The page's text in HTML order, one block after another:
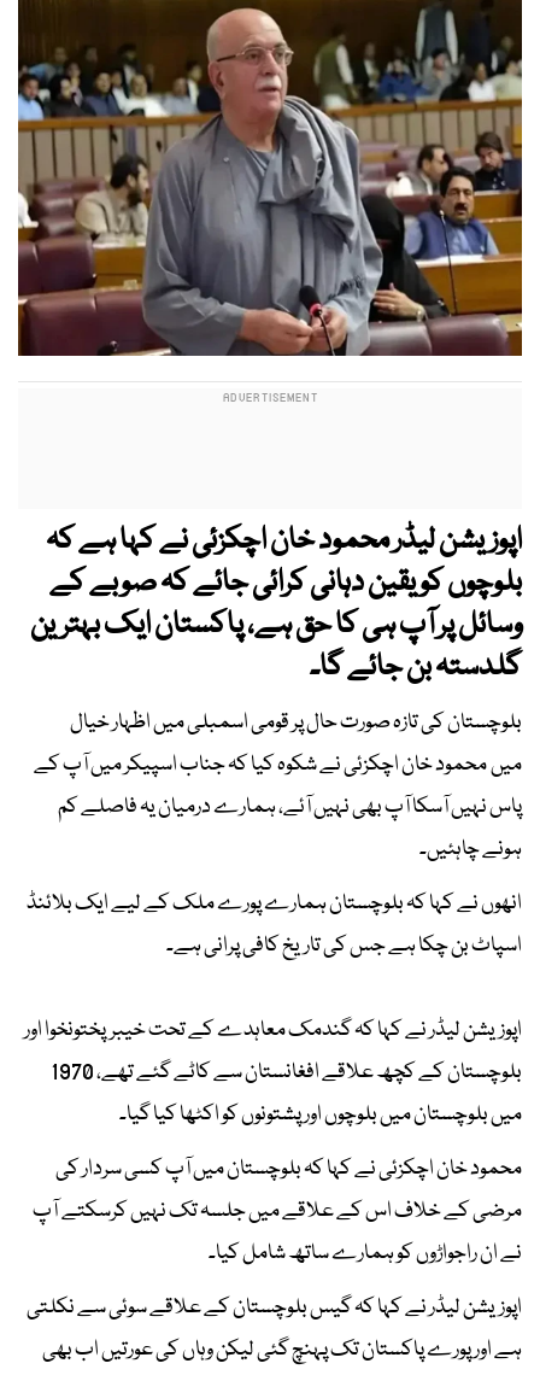
اپوزیشن لیڈر محمود خان اچکزئی نے کہا ہے کہ
بلوچوں کو یقین دہانی کرائی جائے کہ صوبے کے
وسائل پر آپ ہی کا حق ہے، پاکستان ایک بہترین
گلدستہ بن جائے گا۔
بلوچستان کی تازہ صورت حال پر قومی اسمبلی میں اظہار خیال
میں محمود خان اچکزئی نے شکوہ کیا کہ جناب اسپیکر میں آپ کے
پاس نہیں آسکا آپ بھی نہیں آئے، ہمارے درمیان یہ فاصلے کم
ہونے چاہئیں۔
انھوں نے کہا کہ بلوچستان ہمارے پورے ملک کے لیے ایک بلائنڈ
اسپاٹ بن چکا ہے جس کی تاریخ کافی پرانی ہے۔
اپوزیشن لیڈر نے کہا کہ گندمک معاہدے کے تحت خیبرپختونخوا اور
بلوچستان کے کچھ علاقے افغانستان سے کاٹے گئے تھے، 1970
میں بلوچستان میں بلوچوں اور پشتونوں کو اکٹھا کیا گیا۔
محمود خان اچکزئی نے کہا کہ بلوچستان میں آپ کسی سردار کی
مرضی کے خلاف اس کے علاقے میں جلسہ تک نہیں کرسکتے آپ
نے ان راجواڑوں کو ہمارے ساتھ شامل کیا۔
اپوزیشن لیڈر نے کہا کہ گیس بلوچستان کے علاقے سوئی سے نکلتی
ہے اور پورے پاکستان تک پہنچ گئی لیکن وہاں کی عورتیں اب بھی